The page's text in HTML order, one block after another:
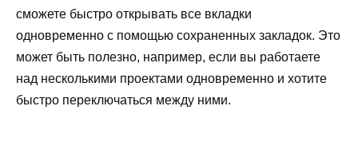
сможете быстро открывать все вкладки
одновременно с помощью сохраненных закладок. Это
может быть полезно, например, если вы работаете
над несколькими проектами одновременно и хотите
быстро переключаться между ними.